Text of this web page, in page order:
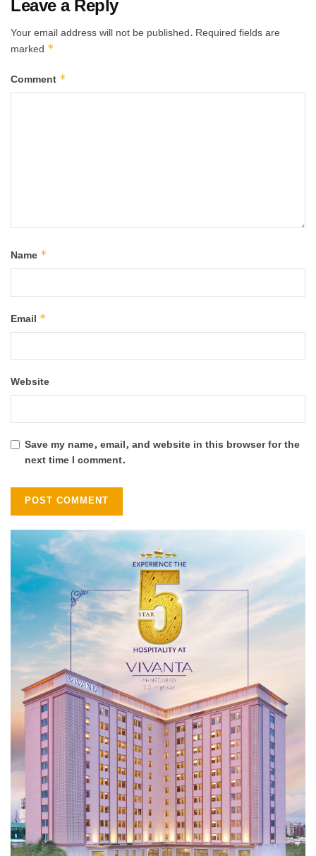
Leave a Reply
Your email address will not be published. Required fields are
marked *
Comment *
Name *
Email *
Website
Save my name, email, and website in this browser for the
next time I comment.